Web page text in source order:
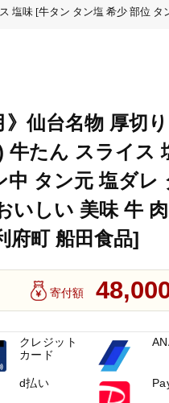
塩味 [牛タン タン塩 希少 部位
レ 小分け 仙台 名物 厚切 肉厚 お
》仙台名物 厚切
牛たん スライス
中 タン元 塩ダレ
いしい 美味 牛
府町 船田食品]
寄付額
クレジット
カード
d払い